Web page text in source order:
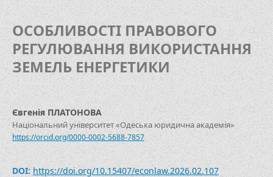
ОСОБЛИВОСТІ ПРАВОВОГО
РЕГУЛЮВАННЯ ВИКОРИСТАННЯ
ЗЕМЕЛЬ ЕНЕРГЕТИКИ
Євгенія ПЛАТОНОВА
Національний університет «Одеська юридична академія»
https://orcid.org/0000-0002-5688-7857
DOI:https://doi.org/10.15407/econlaw.2026.02.107